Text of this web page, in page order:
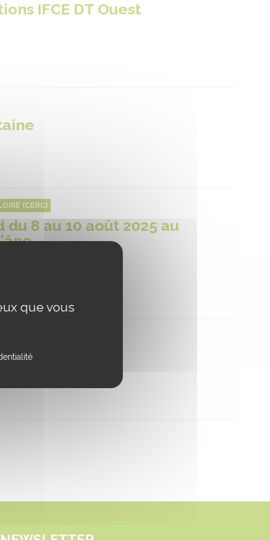
IFCE DT Ouest
(CERC)
8 au 10 août 2025 au
que vous